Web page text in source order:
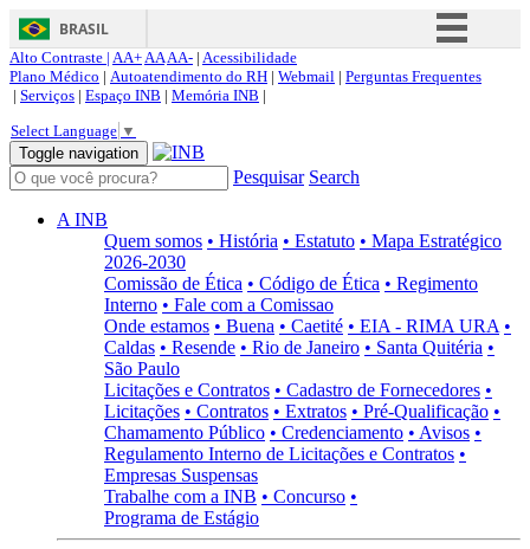
BRASIL
Simplifique!
Acesso à informação
Canais
Alto Contraste | AA+AAAA- | Acessibilidade
Plano Médico | Autoatendimento do RH | Webmail | Perguntas Frequentes
| Serviços | Espaço INB | Memória INB |
Select Language ▼
Toggle navigation
Pesquisar Search
A INB
Quem somos • História • Estatuto • Mapa Estratégico
2026-2030
Comissão de Ética • Código de Ética • Regimento
Interno • Fale com a Comissao
Onde estamos • Buena • Caetité • EIA - RIMA URA •
Caldas • Resende • Rio de Janeiro • Santa Quitéria •
São Paulo
Licitações e Contratos • Cadastro de Fornecedores •
Licitações • Contratos • Extratos • Pré-Qualificação •
Chamamento Público • Credenciamento • Avisos •
Regulamento Interno de Licitações e Contratos •
Empresas Suspensas
Trabalhe com a INB • Concurso •
Programa de Estágio